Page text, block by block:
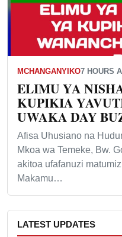
MCHANGANYIKO7 HOURS
ELIMU YA
KUPIKIA
UWAKA DAY
Afisa Uhusiano na
Mkoa wa Temeke, Bw.
akitoa ufafanuzi
Makamu…
LATEST UPDATES